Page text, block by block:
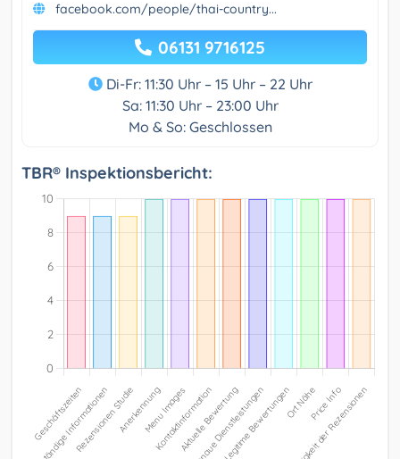
facebook.com/people/thai-country...
06131 9716125
Di-Fr: 11:30 Uhr – 15 Uhr – 22 Uhr
Sa: 11:30 Uhr – 23:00 Uhr
Mo & So: Geschlossen
TBR® Inspektionsbericht: